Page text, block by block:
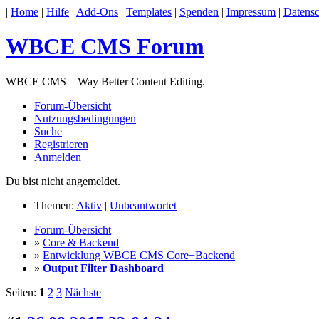
| Home | Hilfe | Add-Ons | Templates | Spenden | Impressum |
WBCE CMS Forum
WBCE CMS – Way Better Content Editing.
Forum-Übersicht
Nutzungsbedingungen
Suche
Registrieren
Anmelden
Du bist nicht angemeldet.
Themen: Aktiv | Unbeantwortet
Forum-Übersicht
» Core & Backend
» Entwicklung WBCE CMS Core+Backend
» Output Filter Dashboard
Seiten: 1 2 3 Nächste